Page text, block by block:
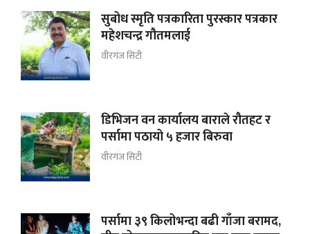
सुबोध स्मृति पत्रकारिता पुरस्कार पत्रकार
महेशचन्द्र गौतमलाई
वीरगंज सिटी
डिभिजन वन कार्यालय बाराले रौतहट र
पर्सामा पठायो ५ हजार बिरुवा
वीरगंज सिटी
पर्सामा ३९ किलोभन्दा बढी गाँजा बरामद,